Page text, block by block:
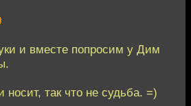
и вместе попросим у Дим
так что не судьба. =)